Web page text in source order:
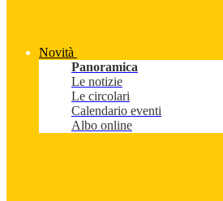
Novità
Panoramica
Le notizie
Le circolari
Calendario eventi
Albo online